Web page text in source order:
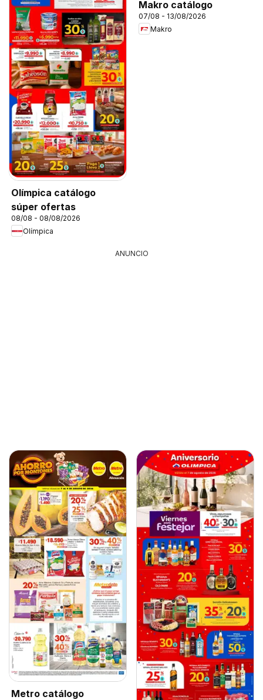
Olímpica catálogo
súper ofertas
08/08 - 08/08/2026
Olímpica
Makro catálogo
07/08 - 13/08/2026
Makro
ANUNCIO
Metro catálogo